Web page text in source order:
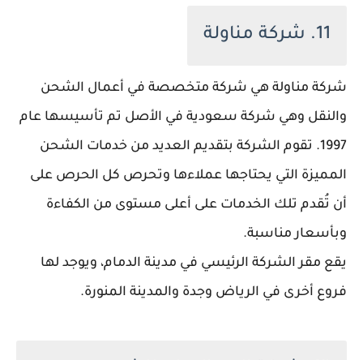
11. شركة مناولة
شركة مناولة هي شركة متخصصة في أعمال الشحن
والنقل وهي شركة سعودية في الأصل تم تأسيسها عام
1997. تقوم الشركة بتقديم العديد من خدمات الشحن
المميزة التي يحتاجها عملاءها وتحرص كل الحرص على
أن تُقدم تلك الخدمات على أعلى مستوى من الكفاءة
وبأسعار مناسبة.
يقع مقر الشركة الرئيسي في مدينة الدمام، ويوجد لها
فروع أخرى في الرياض وجدة والمدينة المنورة.